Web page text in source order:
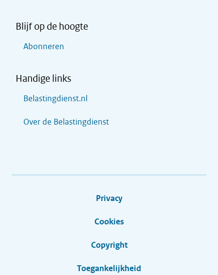
Blijf op de hoogte
Abonneren
Handige links
Belastingdienst.nl
Over de Belastingdienst
Privacy
Cookies
Copyright
Toegankelijkheid